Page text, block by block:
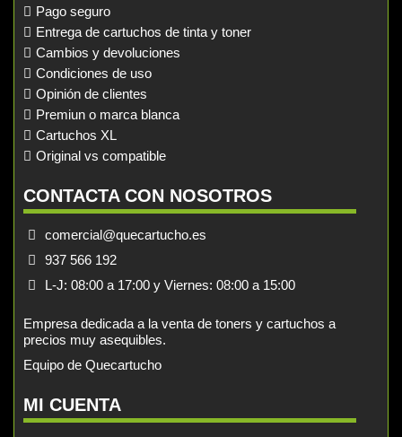
Pago seguro
Entrega de cartuchos de tinta y toner
Cambios y devoluciones
Condiciones de uso
Opinión de clientes
Premiun o marca blanca
Cartuchos XL
Original vs compatible
CONTACTA CON NOSOTROS
comercial@quecartucho.es
937 566 192
L-J: 08:00 a 17:00 y Viernes: 08:00 a 15:00
Empresa dedicada a la venta de toners y cartuchos a
precios muy asequibles.
Equipo de Quecartucho
MI CUENTA